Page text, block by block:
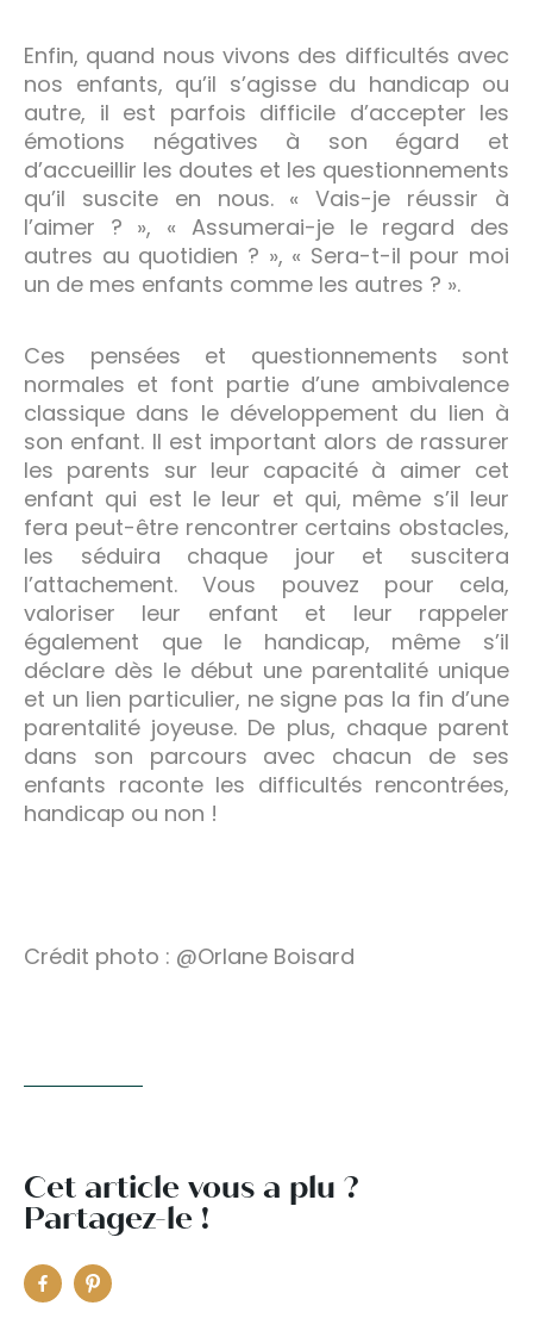
Enfin, quand nous vivons des difficultés avec
nos enfants, qu’il s’agisse du handicap ou
autre, il est parfois difficile d’accepter les
émotions négatives à son égard et
d’accueillir les doutes et les questionnements
qu’il suscite en nous. « Vais-je réussir à
l’aimer ? », « Assumerai-je le regard des
autres au quotidien ? », « Sera-t-il pour moi
un de mes enfants comme les autres ? ».
Ces pensées et questionnements sont
normales et font partie d’une ambivalence
classique dans le développement du lien à
son enfant. Il est important alors de rassurer
les parents sur leur capacité à aimer cet
enfant qui est le leur et qui, même s’il leur
fera peut-être rencontrer certains obstacles,
les séduira chaque jour et suscitera
l’attachement. Vous pouvez pour cela,
valoriser leur enfant et leur rappeler
également que le handicap, même s’il
déclare dès le début une parentalité unique
et un lien particulier, ne signe pas la fin d’une
parentalité joyeuse. De plus, chaque parent
dans son parcours avec chacun de ses
enfants raconte les difficultés rencontrées,
handicap ou non !
Crédit photo : @Orlane Boisard
Cet article vous a plu ?
Partagez-le !